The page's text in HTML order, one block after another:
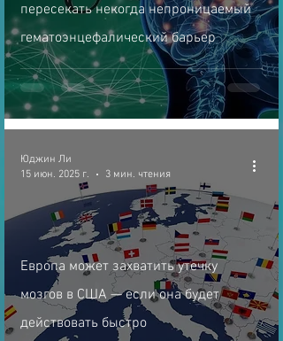
пересекать некогда непроницаемый
гематоэнцефалический барьер
Европа может захватить утечку
мозгов в США — если она будет
действовать быстро
Юджин Ли
15 июн. 2025 г.
3 мин. чтения